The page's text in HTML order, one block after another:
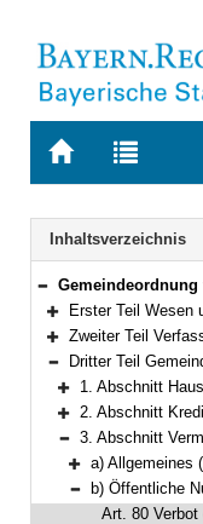
Zur
Zur
letzten
Suche
Inhaltsverzeichnis
Bereich reduzieren
Gemeindeordnung für den Freistaat Bayern
Bereich erweitern
Erster Teil Wesen
Bereich erweitern
Zweiter Teil
Bereich reduzieren
Dritter Teil
Bereich erweitern
1. Abschnitt
Bereich erweitern
2. Abschnitt
Bereich reduzieren
3. Abschnitt
Bereich erweitern
a) Allgemeines
Bereich
b) Öffentliche
Art. 80 Verbot